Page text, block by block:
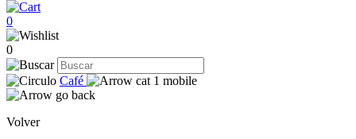
0
0
Café
Volver